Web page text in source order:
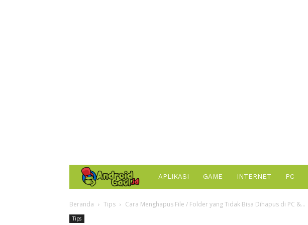
AndroidGaul.id
APLIKASI GAME INTERNET PC
Beranda Tips Cara Menghapus File / Folder yang Tidak Bisa Dihapus di PC &...
Tips